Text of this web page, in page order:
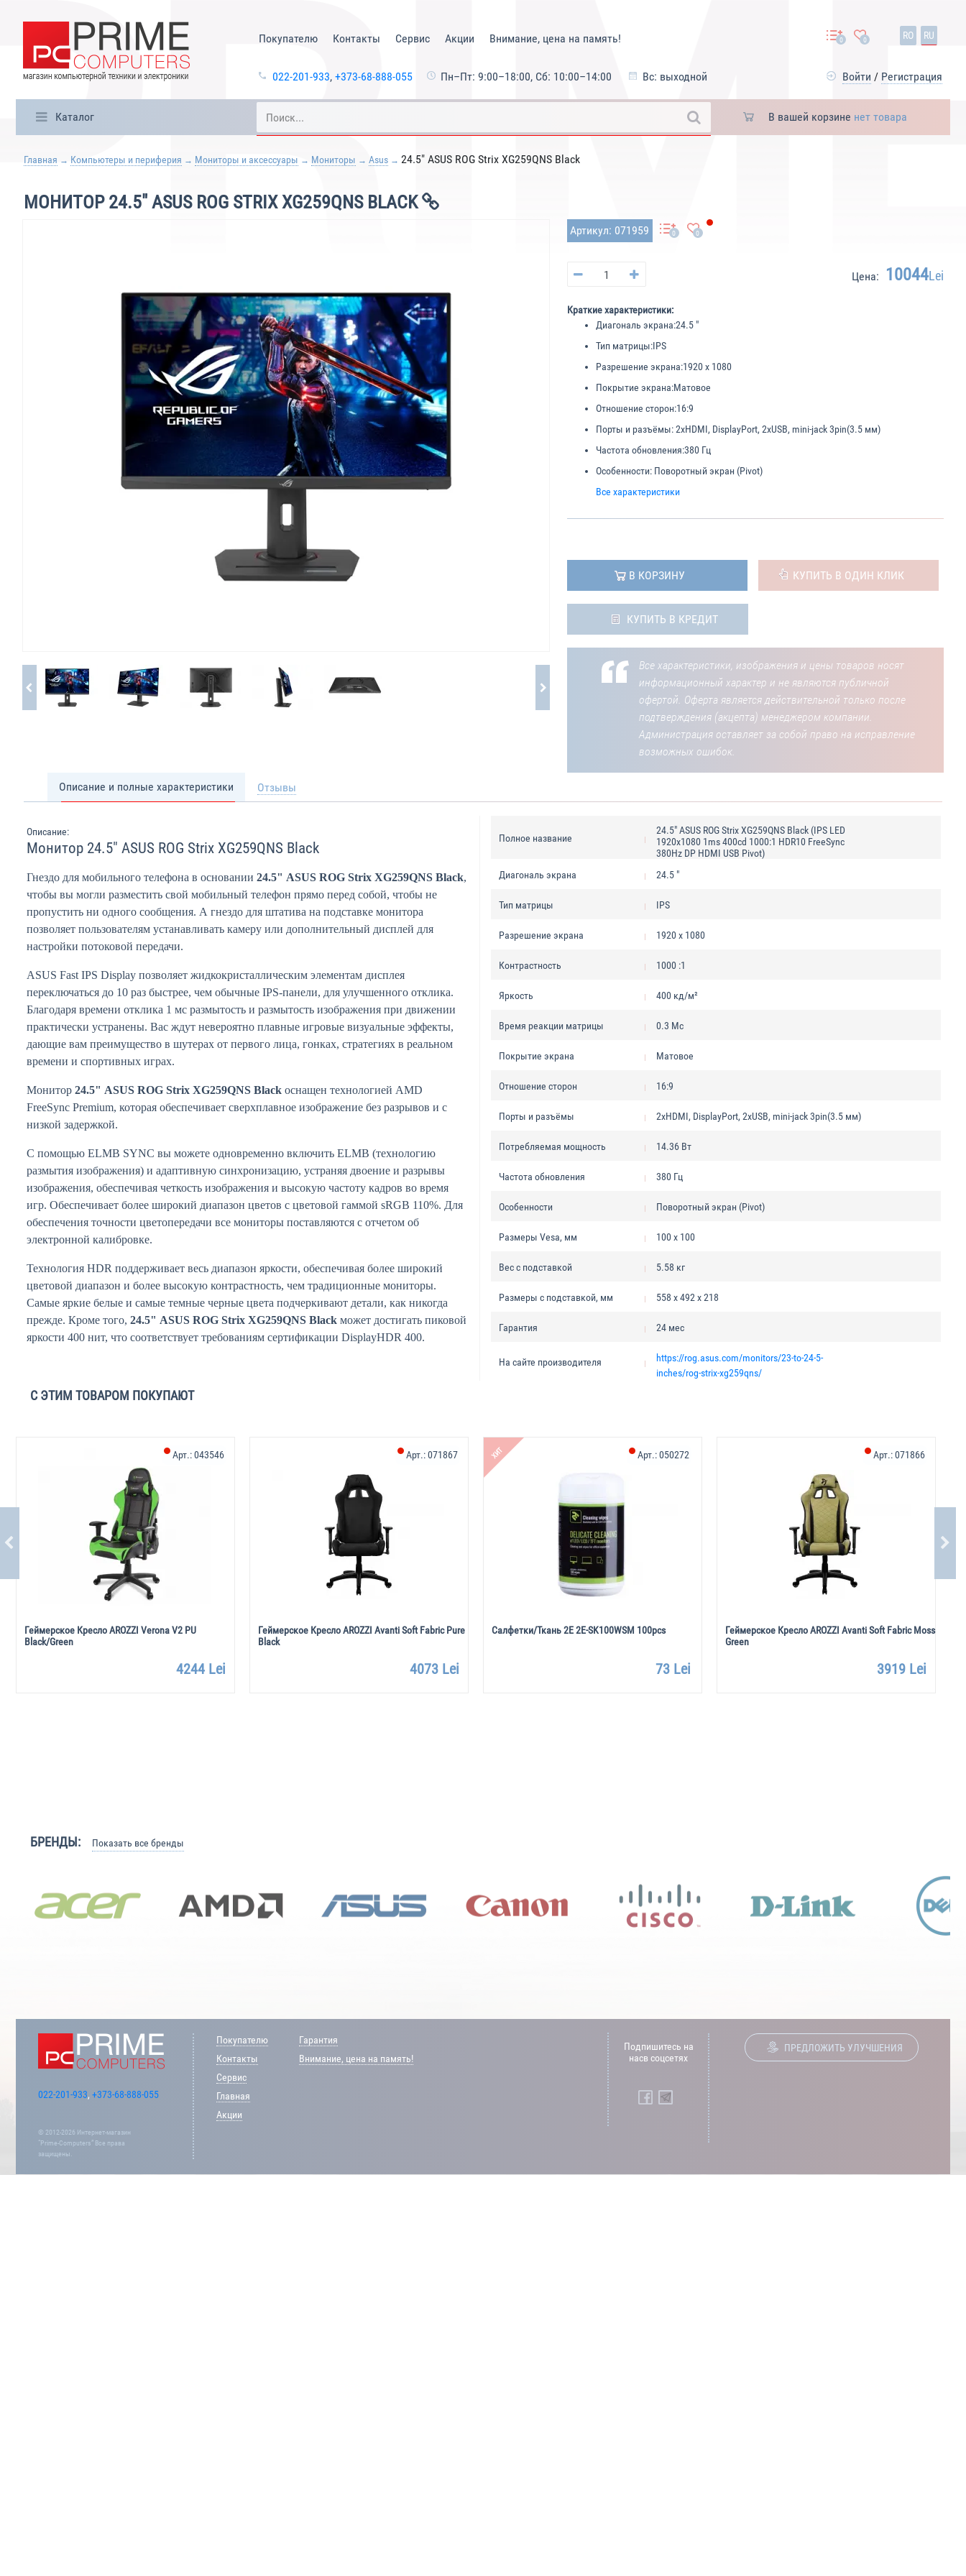
Покупателю Контакты Сервис Акции Внимание, цена на память!
022-201-933, +373-68-888-055 Пн–Пт: 9:00–18:00, Сб: 10:00–14:00 Вс: выходной
0 0 RO RU
Войти / Регистрация
Каталог В вашей корзине нет товара
Главная Компьютеры и периферия Мониторы и аксессуары Мониторы Asus 24.5" ASUS ROG Strix XG259QNS Black
МОНИТОР 24.5" ASUS ROG STRIX XG259QNS BLACK
Артикул: 071959 0 0
Цена: 10044Lei
Краткие характеристики:
Диагональ экрана:24.5 "
Тип матрицы:IPS
Разрешение экрана:1920 x 1080
Покрытие экрана:Матовое
Отношение сторон:16:9
Порты и разъёмы:2xHDMI, DisplayPort, 2xUSB, mini-jack 3pin(3.5 мм)
Частота обновления:380 Гц
Особенности:Поворотный экран (Pivot)
Все характеристики
В КОРЗИНУ КУПИТЬ В ОДИН КЛИК
КУПИТЬ В КРЕДИТ
Все характеристики, изображения и цены товаров носят
информационный характер и не являются публичной
офертой. Оферта является действительной только после
подтверждения (акцепта) менеджером компании.
Администрация оставляет за собой право на исправление
возможных ошибок.
Описание и полные характеристики Отзывы
Описание:
Монитор 24.5" ASUS ROG Strix XG259QNS Black
Гнездо для мобильного телефона в основании 24.5" ASUS ROG Strix XG259QNS Black,
чтобы вы могли разместить свой мобильный телефон прямо перед собой, чтобы не
пропустить ни одного сообщения. А гнездо для штатива на подставке монитора
позволяет пользователям устанавливать камеру или дополнительный дисплей для
настройки потоковой передачи.
ASUS Fast IPS Display позволяет жидкокристаллическим элементам дисплея
переключаться до 10 раз быстрее, чем обычные IPS-панели, для улучшенного отклика.
Благодаря времени отклика 1 мс размытость и размытость изображения при движении
практически устранены. Вас ждут невероятно плавные игровые визуальные эффекты,
дающие вам преимущество в шутерах от первого лица, гонках, стратегиях в реальном
времени и спортивных играх.
Монитор 24.5" ASUS ROG Strix XG259QNS Black оснащен технологией AMD
FreeSync Premium, которая обеспечивает сверхплавное изображение без разрывов и с
низкой задержкой.
С помощью ELMB SYNC вы можете одновременно включить ELMB (технологию
размытия изображения) и адаптивную синхронизацию, устраняя двоение и разрывы
изображения, обеспечивая четкость изображения и высокую частоту кадров во время
игр. Обеспечивает более широкий диапазон цветов с цветовой гаммой sRGB 110%. Для
обеспечения точности цветопередачи все мониторы поставляются с отчетом об
электронной калибровке.
Технология HDR поддерживает весь диапазон яркости, обеспечивая более широкий
цветовой диапазон и более высокую контрастность, чем традиционные мониторы.
Самые яркие белые и самые темные черные цвета подчеркивают детали, как никогда
прежде. Кроме того, 24.5" ASUS ROG Strix XG259QNS Black может достигать пиковой
яркости 400 нит, что соответствует требованиям сертификации DisplayHDR 400.
Полное название
24.5" ASUS ROG Strix XG259QNS Black (IPS LED
1920x1080 1ms 400cd 1000:1 HDR10 FreeSync
380Hz DP HDMI USB Pivot)
Диагональ экрана
24.5 "
Тип матрицы IPS
Разрешение экрана 1920 x 1080
Контрастность 1000 :1
Яркость 400 кд/м²
Время реакции матрицы 0.3 Мс
Покрытие экрана Матовое
Отношение сторон 16:9
Порты и разъёмы 2xHDMI, DisplayPort, 2xUSB, mini-jack 3pin(3.5 мм)
Потребляемая мощность 14.36 Вт
Частота обновления 380 Гц
Особенности Поворотный экран (Pivot)
Размеры Vesa, мм 100 x 100
Вес с подставкой 5.58 кг
Размеры с подставкой, мм 558 x 492 x 218
Гарантия 24 мес
На сайте производителя
https://rog.asus.com/monitors/23-to-24-5-
inches/rog-strix-xg259qns/
С ЭТИМ ТОВАРОМ ПОКУПАЮТ
Геймерское Кресло AROZZI Verona V2 PU
Black/Green
Арт.:043546
4244 Lei
Геймерское Кресло AROZZI Avanti Soft Fabric Pure
Black
Арт.:071867
4073 Lei
ХИТ
Салфетки/Ткань 2E 2E-SK100WSM 100pcs
Арт.:050272
73 Lei
Геймерское Кресло AROZZI Avanti Soft Fabric Moss
Green
Арт.:071866
3919 Lei
БРЕНДЫ: Показать все бренды
022-201-933, +373-68-888-055
© 2012-2026 Интернет-магазин
“Prime-Computers” Все права
защищены.
Покупателю
Контакты
Сервис
Главная
Акции
Гарантия
Внимание, цена на память!
Подпишитесь на
насв соцсетях
ПРЕДЛОЖИТЬ УЛУЧШЕНИЯ